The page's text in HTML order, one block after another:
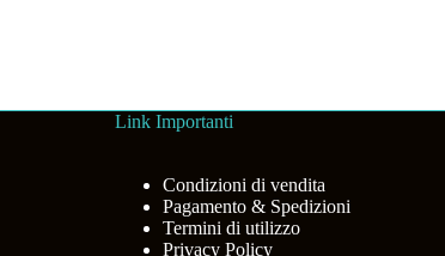
Link Importanti
Condizioni di vendita
Pagamento & Spedizioni
Termini di utilizzo
Privacy Policy